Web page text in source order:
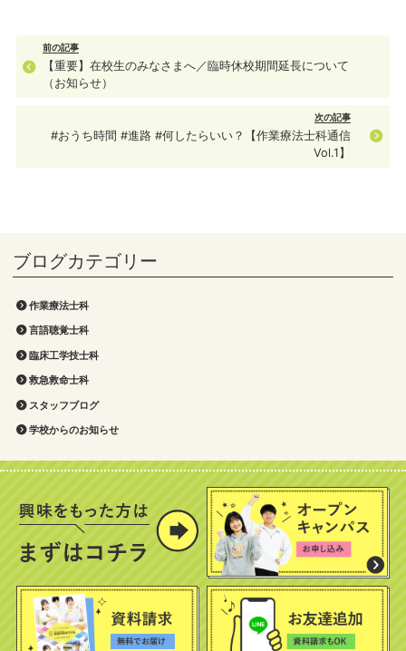
作業療法士科
言語聴覚士科
臨床工学技士科
救急救命士科
スタッフブログ
学校からのお知らせ
前の記事
【重要】在校生のみなさまへ／臨時休校期間延長について
（お知らせ）
次の記事
#おうち時間 #進路 #何したらいい？【作業療法士科通信
Vol.1】